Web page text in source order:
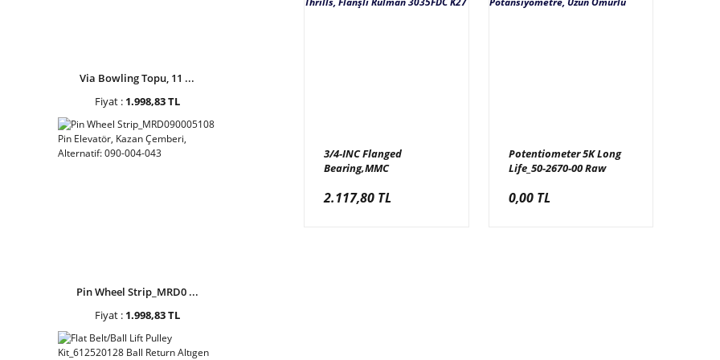
Via Bowling Topu, 11 ...
Fiyat : 1.998,83 TL
Pin Wheel Strip_MRD0 ...
Fiyat : 1.998,83 TL
3/4-INC Flanged
Bearing,MMC
Raw Thrills, Flanşlı
2.117,80 TL
Potentiometer 5K Long
Life_50-2670-00 Raw
Potansiyometre, Uzun
0,00 TL